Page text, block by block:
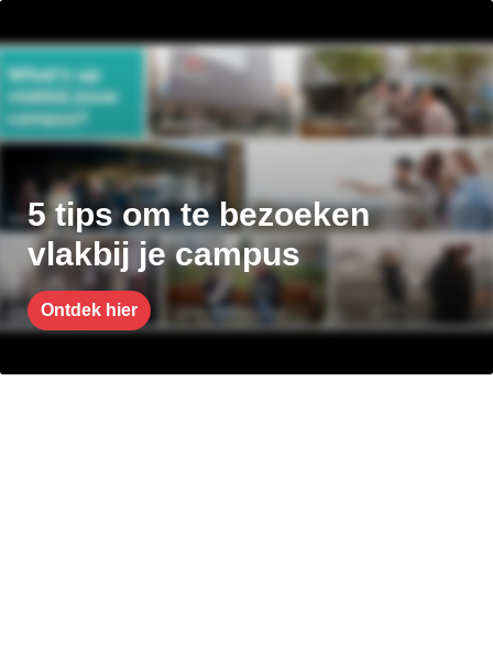
5 tips om te bezoeken
vlakbij je campus
Ontdek hier